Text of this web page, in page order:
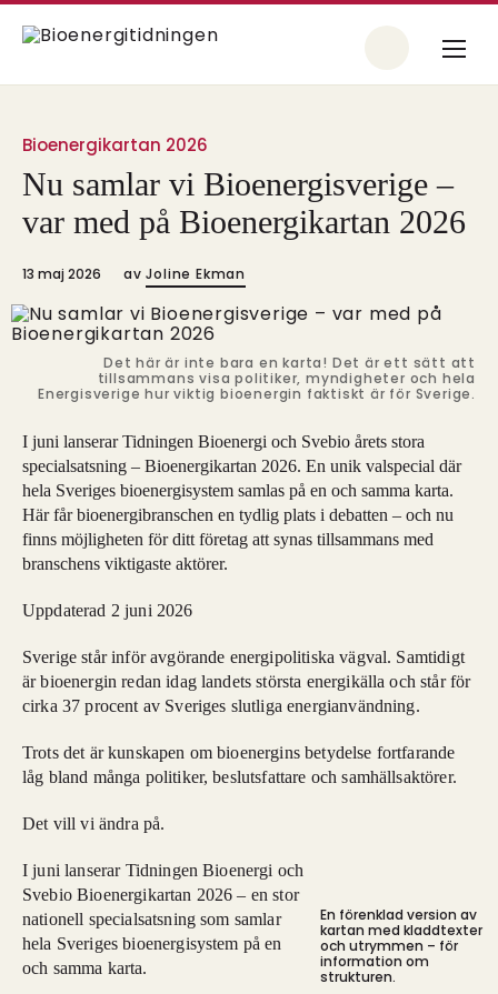
Bioenergikartan 2026
Nu samlar vi Bioenergisverige –
var med på Bioenergikartan 2026
13 maj 2026 av Joline Ekman
Det här är inte bara en karta! Det är ett sätt att
tillsammans visa politiker, myndigheter och hela
Energisverige hur viktig bioenergin faktiskt är för Sverige.
I juni lanserar Tidningen Bioenergi och Svebio årets stora
specialsatsning – Bioenergikartan 2026. En unik valspecial där
hela Sveriges bioenergisystem samlas på en och samma karta.
Här får bioenergibranschen en tydlig plats i debatten – och nu
finns möjligheten för ditt företag att synas tillsammans med
branschens viktigaste aktörer.
Uppdaterad 2 juni 2026
Sverige står inför avgörande energipolitiska vägval. Samtidigt
är bioenergin redan idag landets största energikälla och står för
cirka 37 procent av Sveriges slutliga energianvändning.
Trots det är kunskapen om bioenergins betydelse fortfarande
låg bland många politiker, beslutsfattare och samhällsaktörer.
Det vill vi ändra på.
En förenklad version av
kartan med kladdtexter
och utrymmen – för
information om
strukturen.
I juni lanserar Tidningen Bioenergi och
Svebio Bioenergikartan 2026 – en stor
nationell specialsatsning som samlar
hela Sveriges bioenergisystem på en
och samma karta.